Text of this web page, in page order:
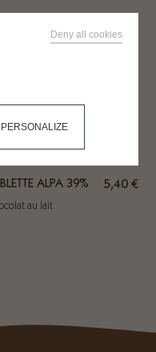
Expédiable
ALPA 39% 5,40 €
au lait
LE SITE
Deny all cookies
PERSONALIZE